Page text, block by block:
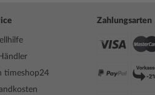
timeshop24
Zahlungsarten